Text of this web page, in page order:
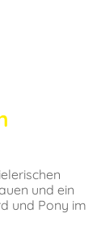
und ein
und Pony im